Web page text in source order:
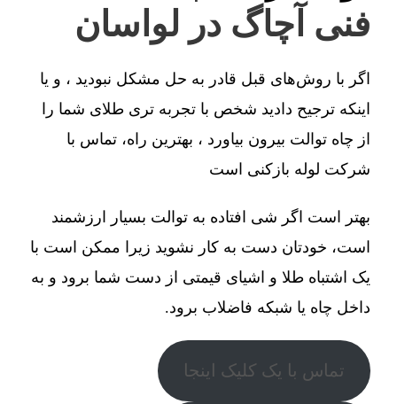
فنی آچاگ در لواسان
اگر با روش‌های قبل قادر به حل مشکل نبودید ، و یا
اینکه ترجیح دادید شخص با تجربه تری طلای شما را
از چاه توالت بیرون بیاورد ، بهترین راه، تماس با
شرکت لوله بازکنی است
بهتر است اگر شی افتاده به توالت بسیار ارزشمند
است، خودتان دست به کار نشوید زیرا ممکن است با
یک اشتباه طلا و اشیای قیمتی از دست شما برود و به
داخل چاه یا شبکه فاضلاب برود.
تماس با یک کلیک اینجا